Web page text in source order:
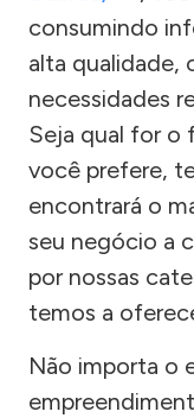
consumindo
alta qualidade,
necessidades
Seja qual for
você prefere,
encontrará o
seu negócio a
por nossas
temos a
Não importa o